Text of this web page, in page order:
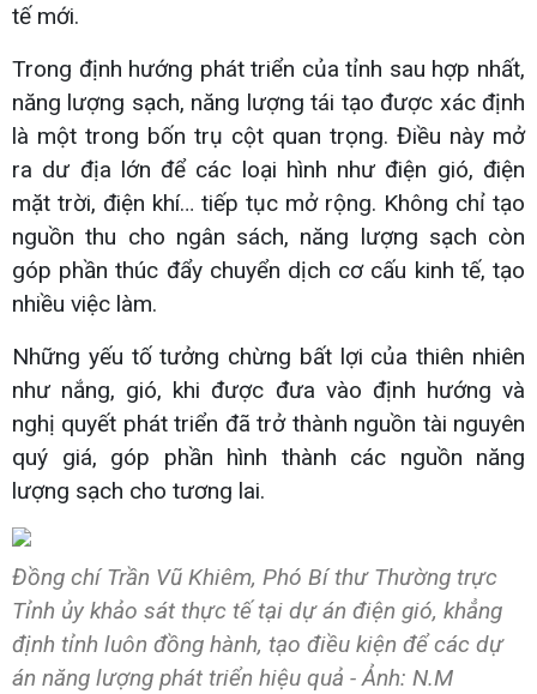
tế mới.
Trong định hướng phát triển của tỉnh sau hợp nhất,
năng lượng sạch, năng lượng tái tạo được xác định
là một trong bốn trụ cột quan trọng. Điều này mở
ra dư địa lớn để các loại hình như điện gió, điện
mặt trời, điện khí… tiếp tục mở rộng. Không chỉ tạo
nguồn thu cho ngân sách, năng lượng sạch còn
góp phần thúc đẩy chuyển dịch cơ cấu kinh tế, tạo
nhiều việc làm.
Những yếu tố tưởng chừng bất lợi của thiên nhiên
như nắng, gió, khi được đưa vào định hướng và
nghị quyết phát triển đã trở thành nguồn tài nguyên
quý giá, góp phần hình thành các nguồn năng
lượng sạch cho tương lai.
Đồng chí Trần Vũ Khiêm, Phó Bí thư Thường trực
Tỉnh ủy khảo sát thực tế tại dự án điện gió, khẳng
định tỉnh luôn đồng hành, tạo điều kiện để các dự
án năng lượng phát triển hiệu quả - Ảnh: N.M